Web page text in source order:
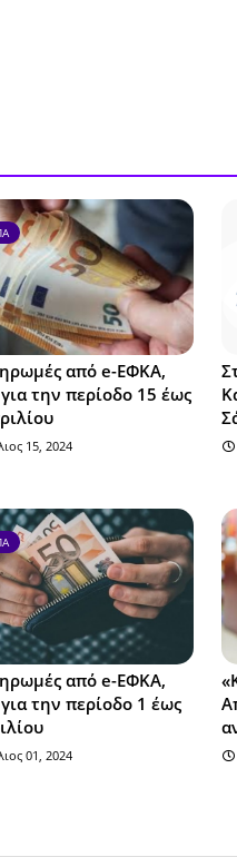
από e-ΕΦΚΑ,
την περίοδο 15 έως
15, 2024
από e-ΕΦΚΑ,
την περίοδο 1 έως
01, 2024